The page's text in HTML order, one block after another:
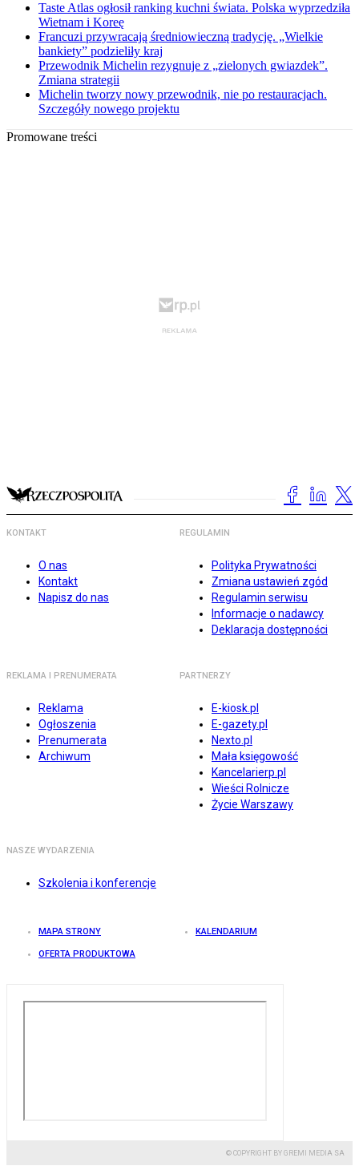
Taste Atlas ogłosił ranking kuchni świata. Polska wyprzedziła
Wietnam i Koreę
Francuzi przywracają średniowieczną tradycję. „Wielkie
bankiety” podzieliły kraj
Przewodnik Michelin rezygnuje z „zielonych gwiazdek”.
Zmiana strategii
Michelin tworzy nowy przewodnik, nie po restauracjach.
Szczegóły nowego projektu
Promowane treści
KONTAKT
O nas
Kontakt
Napisz do nas
REGULAMIN
Polityka Prywatności
Zmiana ustawień zgód
Regulamin serwisu
Informacje o nadawcy
Deklaracja dostępności
REKLAMA I PRENUMERATA
Reklama
Ogłoszenia
Prenumerata
Archiwum
PARTNERZY
E-kiosk.pl
E-gazety.pl
Nexto.pl
Mała księgowość
Kancelarierp.pl
Wieści Rolnicze
Życie Warszawy
NASZE WYDARZENIA
Szkolenia i konferencje
MAPA STRONY KALENDARIUM
OFERTA PRODUKTOWA
© COPYRIGHT BY GREMI MEDIA SA